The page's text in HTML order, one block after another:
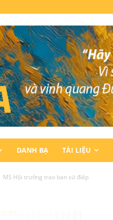
DANH BẠ TÀI LIỆU
MS Hội trưởng trao ban sứ điệp